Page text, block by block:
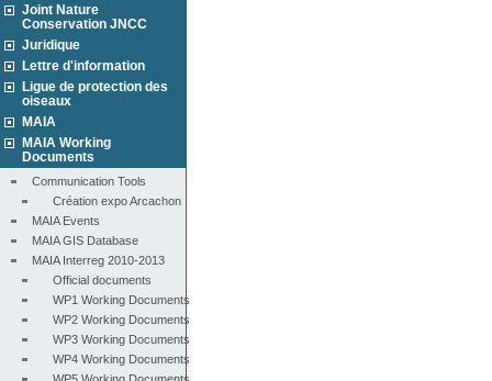
Joint Nature
Conservation JNCC
Juridique
Lettre d'information
Ligue de protection des
oiseaux
MAIA
MAIA Working
Documents
Communication Tools
Création expo Arcachon
MAIA Events
MAIA GIS Database
MAIA Interreg 2010-2013
Official documents
WP1 Working Documents
WP2 Working Documents
WP3 Working Documents
WP4 Working Documents